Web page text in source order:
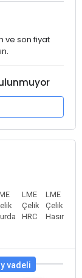
ve son fiyat
LME
Çelik
HRC
LME
Çelik
Hasır
vadeli